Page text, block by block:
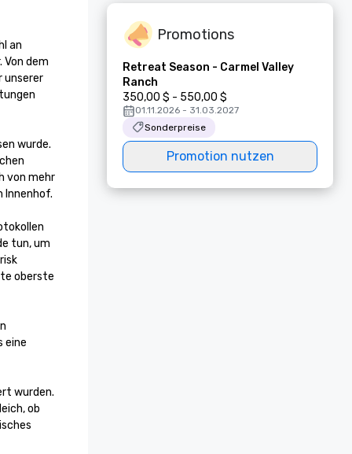
an
dem
unserer
wurde.
von mehr
Innenhof.
tun, um
oberste
eine
wurden.
ob
Promotions
Retreat Season - Carmel Valley
Ranch
350,00 $ - 550,00 $
01.11.2026 - 31.03.2027
Sonderpreise
Promotion nutzen